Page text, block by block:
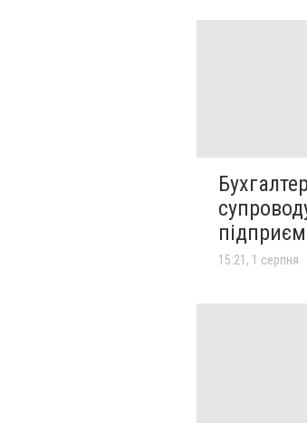
15:21, 1 серпня